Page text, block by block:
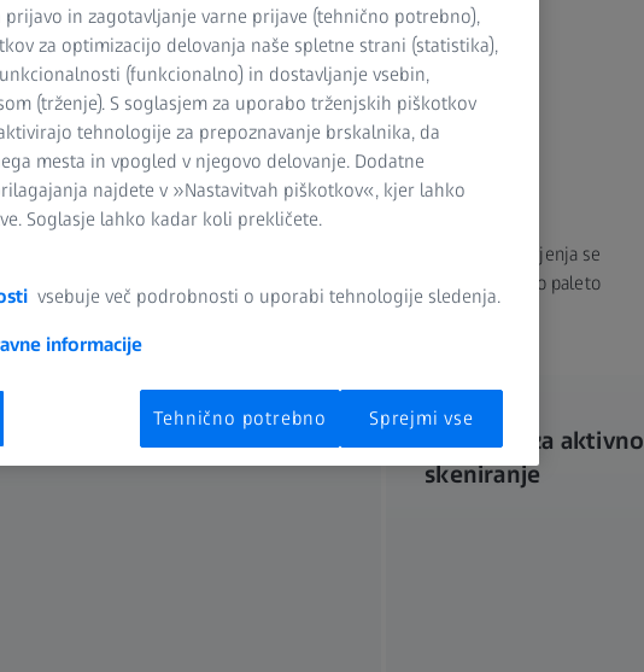
merilne glave na KMS
zelo visoka stopnja natančnosti. Pri tehnologiji taktilnega merjenja se
se, odvisno od tipala, skenira z veliko hitrostjo. ZEISS ponuja široko paleto
ki zagotavljajo pravo rešitev za vašo aplikacijo.
za skeniranje
Na tipala za aktivno
skeniranje
in zagotavljanje varne prijave (tehnično potrebno),
za optimizacijo delovanja naše spletne strani (statistika),
(funkcionalno) in dostavljanje vsebin,
(trženje). S soglasjem za uporabo trženjskih piškotkov
tehnologije za prepoznavanje brskalnika, da
mesta in vpogled v njegovo delovanje. Dodatne
najdete v »Nastavitvah piškotkov«, kjer lahko
Soglasje lahko kadar koli prekličete.
vsebuje več podrobnosti o uporabi tehnologije sledenja.
informacije
Tehnično potrebno Sprejmi vse